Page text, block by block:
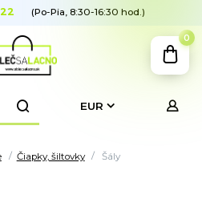
EUR
(Po-Pia, 8:30-16:30 hod.)
0
Čiapky, šiltovky Šály